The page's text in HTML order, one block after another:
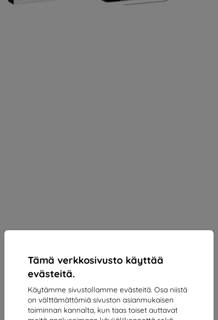
Tämä verkkosivusto käyttää
evästeitä.
Käytämme sivustollamme evästeitä. Osa niistä
on välttämättömiä sivuston asianmukaisen
toiminnan kannalta, kun taas toiset auttavat
Suojakalvo Eiger Tri Flex High-Impact Film Screen
Protector (2 Pack) for Apple iPhone 12 Pro Max
(EGSP00631)